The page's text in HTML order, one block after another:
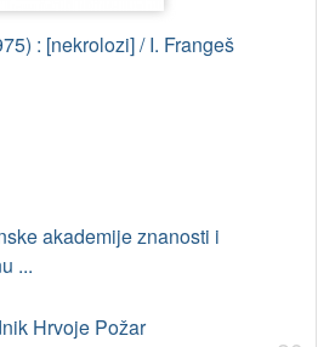
: [nekrolozi] / I. Frangeš
akademije znanosti i
...
Hrvoje Požar